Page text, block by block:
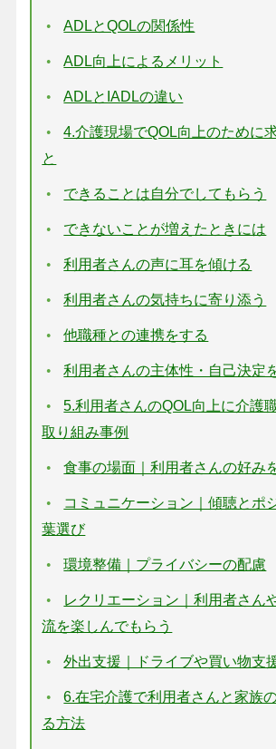
ADLとQOLの関係性
ADL向上によるメリット
ADLとIADLの違い
4.介護現場でQOL向上のために
と
できることは自分でしてもらう
できないことが増えたときには
利用者さんの声に耳を傾ける
利用者さんの気持ちに寄り添う
他職種との連携をする
利用者さんの主体性・自己決定
5.利用者さんのQOL向上に介護
取り組み事例
食事の場面｜利用者さんの好み
コミュニケーション｜傾聴とポ
葉選び
環境整備｜プライバシーの配慮
レクリエーション｜利用者さん
流を楽しんでもらう
外出支援｜ドライブや買い物支
6.在宅介護で利用者さんと家族
る方法